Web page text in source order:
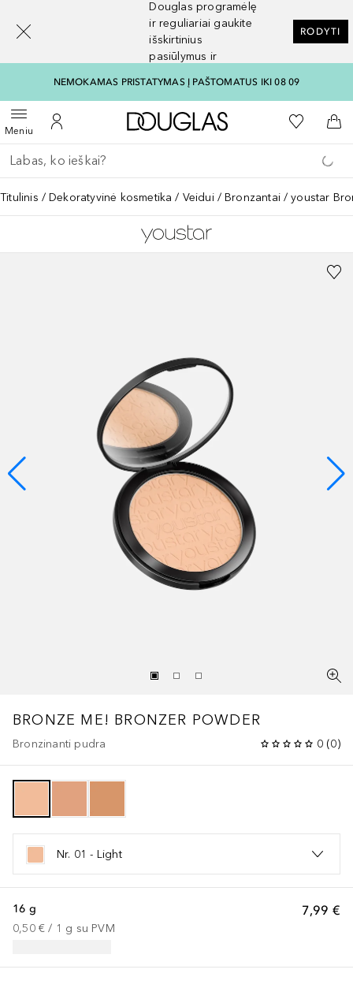
Douglas programėlę
ir reguliariai gaukite
išskirtinius
pasiūlymus ir
RODYTI
NEMOKAMAS PRISTATYMAS Į PAŠTOMATUS IKI 08 09
MeniuAtidaryti meniuĮ mano paskyrą
Į Douglas pagrindinį
Į mano
Į
Grįžk atgal
Vykdykite paiešką
Titulinis Dekoratyvinė kosmetika Veidui Bronzantai youstar
BRONZE ME! BRONZER POWDER
Bronzinanti pudra 0 (0)
Nr. 01 - Light
7,99 €
16 g
0,50 € / 1 g su PVM
[navigation.slideout.screenreader]